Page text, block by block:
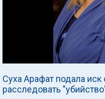
Суха Арафат подала
расследовать